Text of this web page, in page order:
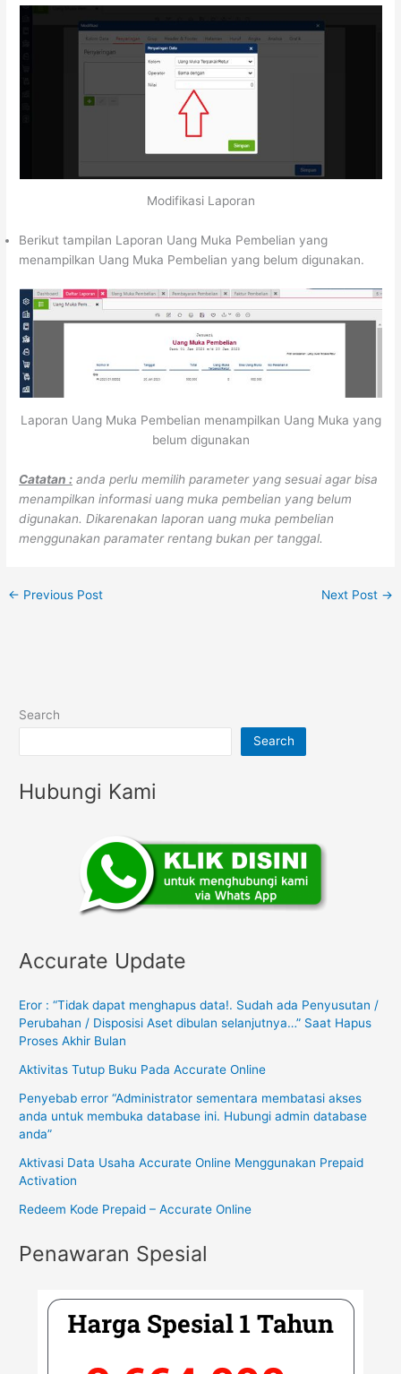
Modifikasi Laporan
Berikut tampilan Laporan Uang Muka Pembelian yang
menampilkan Uang Muka Pembelian yang belum digunakan.
Laporan Uang Muka Pembelian menampilkan Uang Muka yang
belum digunakan
Catatan : anda perlu memilih parameter yang sesuai agar bisa
menampilkan informasi uang muka pembelian yang belum
digunakan. Dikarenakan laporan uang muka pembelian
menggunakan paramater rentang bukan per tanggal.
← Previous Post Next Post →
Search
Search
Hubungi Kami
Accurate Update
Eror : “Tidak dapat menghapus data!. Sudah ada Penyusutan /
Perubahan / Disposisi Aset dibulan selanjutnya…” Saat Hapus
Proses Akhir Bulan
Aktivitas Tutup Buku Pada Accurate Online
Penyebab error “Administrator sementara membatasi akses
anda untuk membuka database ini. Hubungi admin database
anda”
Aktivasi Data Usaha Accurate Online Menggunakan Prepaid
Activation
Redeem Kode Prepaid – Accurate Online
Penawaran Spesial